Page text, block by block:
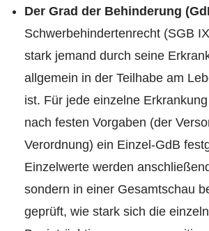
Der Grad der Behinderung
Schwerbehindertenrecht (SGB
stark jemand durch seine
allgemein in der Teilhabe am
ist. Für jede einzelne
nach festen Vorgaben (der
Verordnung) ein Einzel-GdB
Einzelwerte werden
sondern in einer Gesamtschau
geprüft, wie stark sich die